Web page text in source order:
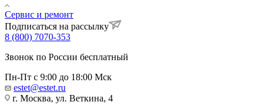
Сервис и ремонт
Подписаться на рассылку
8 (800) 7070-353
Звонок по России бесплатный
Пн-Пт с 9:00 до 18:00 Мск
estet@estet.ru
г. Москва, ул. Веткина, 4